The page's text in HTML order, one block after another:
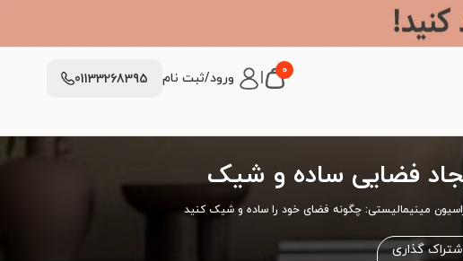
0 ورود/ثبت نام 01133268395
فضایی ساده و شیک
مینیمالیستی: چگونه فضای خود را ساده و شیک کنید
گذاری